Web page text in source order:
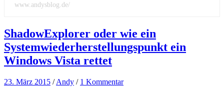
www.andysblog.de/
ShadowExplorer oder wie ein
Systemwiederherstellungspunkt ein
Windows Vista rettet
23. März 2015 /Andy / 1 Kommentar